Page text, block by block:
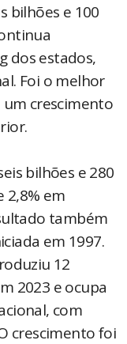
bilhões e 100
dos estados,
Foi o melhor
crescimento
bilhões e 280
2,8% em
também
em 1997.
12
2023 e ocupa
com
crescimento foi